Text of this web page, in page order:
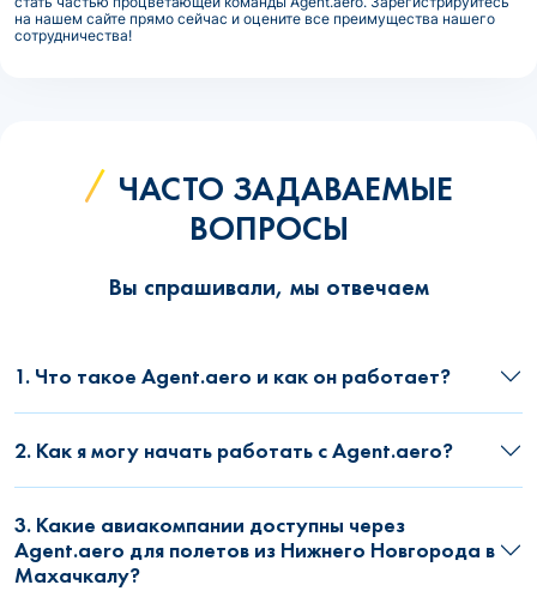
на нашем сайте прямо сейчас и оцените все преимущества нашего
сотрудничества!
ЧАСТО ЗАДАВАЕМЫЕ
ВОПРОСЫ
Вы спрашивали, мы отвечаем
1. Что такое Agent.aero и как он работает?
2. Как я могу начать работать с Agent.aero?
3. Какие авиакомпании доступны через
Agent.aero для полетов из Нижнего Новгорода в
Махачкалу?